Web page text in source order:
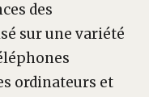
des
sur une variété
ordinateurs et